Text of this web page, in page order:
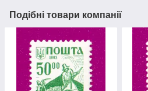
Подібні товари компанії